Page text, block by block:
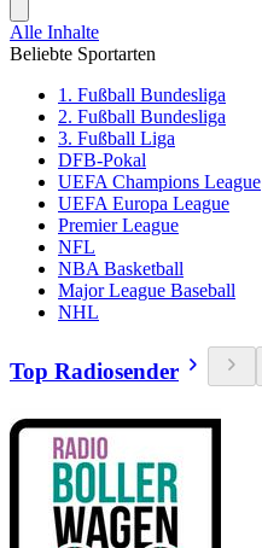
Alle Inhalte
Beliebte Sportarten
1. Fußball Bundesliga
2. Fußball Bundesliga
3. Fußball Liga
DFB-Pokal
UEFA Champions League
UEFA Europa League
Premier League
NFL
NBA Basketball
Major League Baseball
NHL
Top Radiosender